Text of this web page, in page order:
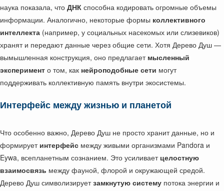
наука показала, что ДНК способна кодировать огромные объемы
информации. Аналогично, некоторые формы коллективного
интеллекта (например, у социальных насекомых или слизевиков)
хранят и передают данные через общие сети. Хотя Дерево Душ —
вымышленная конструкция, оно предлагает мысленный
эксперимент о том, как нейроподобные сети могут
поддерживать коллективную память внутри экосистемы.
Интерфейс между жизнью и планетой
Что особенно важно, Дерево Душ не просто хранит данные, но и
формирует интерфейс между живыми организмами Pandora и
Eywa, всепланетным сознанием. Это усиливает целостную
взаимосвязь между фауной, флорой и окружающей средой.
Дерево Душ символизируетзамкнутую систему потока энергии и